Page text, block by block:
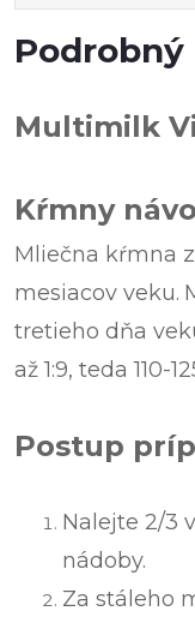
Podrobný
Multimilk
Kŕmny
Mliečna kŕmna
mesiacov veku.
tretieho dňa
až 1:9, teda 110-
Postup
Nalejte 2/3
nádoby.
Za stáleho